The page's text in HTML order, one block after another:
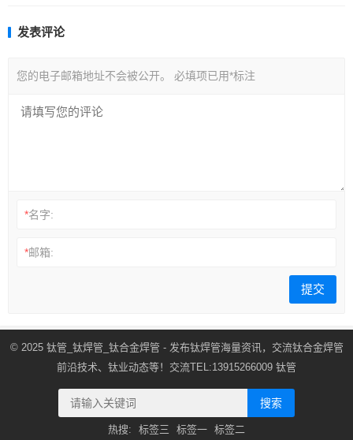
发表评论
您的电子邮箱地址不会被公开。 必填项已用*标注
*名字:
*邮箱:
© 2025 钛管_钛焊管_钛合金焊管 - 发布钛焊管海量资讯，交流钛合金焊管
前沿技术、钛业动态等！交流TEL:13915266009 钛管
搜索
热搜: 标签三 标签一 标签二